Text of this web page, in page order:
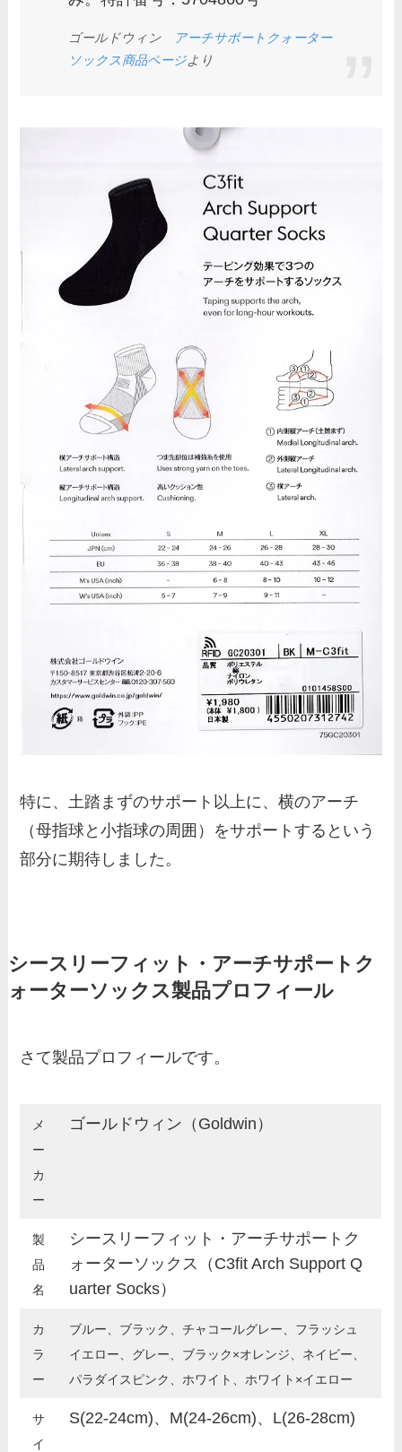
ゴールドウィン
アーチサポートクォーター
ソックス商品ページより
特に、土踏まずのサポート以上に、横のアーチ
（母指球と小指球の周囲）をサポートするという
部分に期待しました。
シースリーフィット・アーチサポートク
ォーターソックス製品プロフィール
さて製品プロフィールです。
メ
ー
カ
ー
ゴールドウィン（Goldwin）
製
品
名
シースリーフィット・アーチサポートク
ォーターソックス（C3fit Arch Support Q
uarter Socks）
カ
ラ
ー
ブルー、ブラック、チャコールグレー、フラッシュ
イエロー、グレー、ブラック×オレンジ、ネイビー、
パラダイスピンク、ホワイト、ホワイト×イエロー
サ
イ
S(22-24cm)、M(24-26cm)、L(26-28cm)